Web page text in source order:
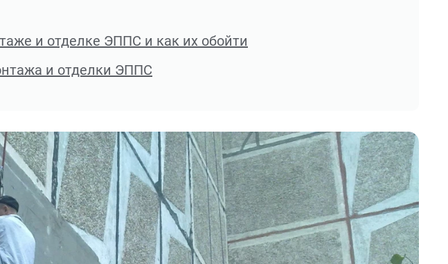
и отделке ЭППС и как их обойти
и отделки ЭППС